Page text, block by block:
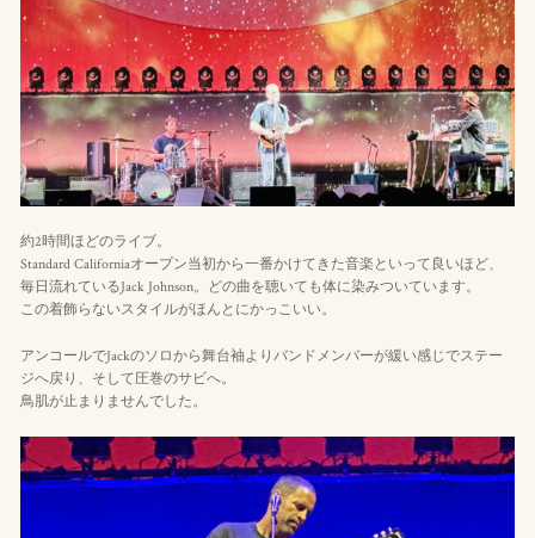
約2時間ほどのライブ。
Standard Californiaオープン当初から一番かけてきた音楽といって良いほど、
毎日流れているJack Johnson。どの曲を聴いても体に染みついています。
この着飾らないスタイルがほんとにかっこいい。
アンコールでJackのソロから舞台袖よりバンドメンバーが緩い感じでステー
ジへ戻り、そして圧巻のサビへ。
鳥肌が止まりませんでした。